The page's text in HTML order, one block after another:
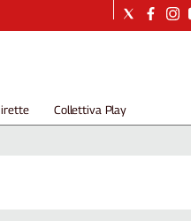
Collettiva Play